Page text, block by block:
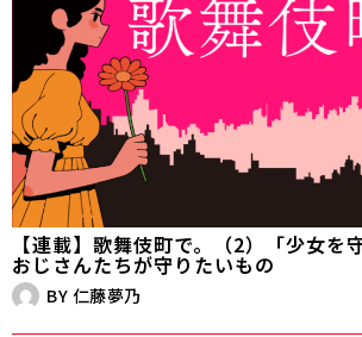
【連載】歌舞伎町で。（2）「少女を
おじさんたちが守りたいもの
BY 仁藤夢乃